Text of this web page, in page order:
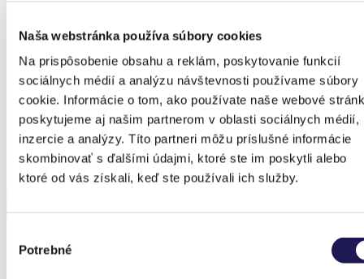
Naša webstránka používa súbory cookies
Na prispôsobenie obsahu a reklám, poskytovanie funkcií
sociálnych médií a analýzu návštevnosti používame súbory
cookie. Informácie o tom, ako používate naše webové
poskytujeme aj našim partnerom v oblasti sociálnych médií,
inzercie a analýzy. Títo partneri môžu príslušné informácie
skombinovať s ďalšími údajmi, ktoré ste im poskytli alebo
ktoré od vás získali, keď ste používali ich služby.
súhlasu
Potrebné
A referenciához tartozó terméke
Kedvezmény 38 %
PANOLEX
Alumínium pergola
Polikarbonát
604 205,65